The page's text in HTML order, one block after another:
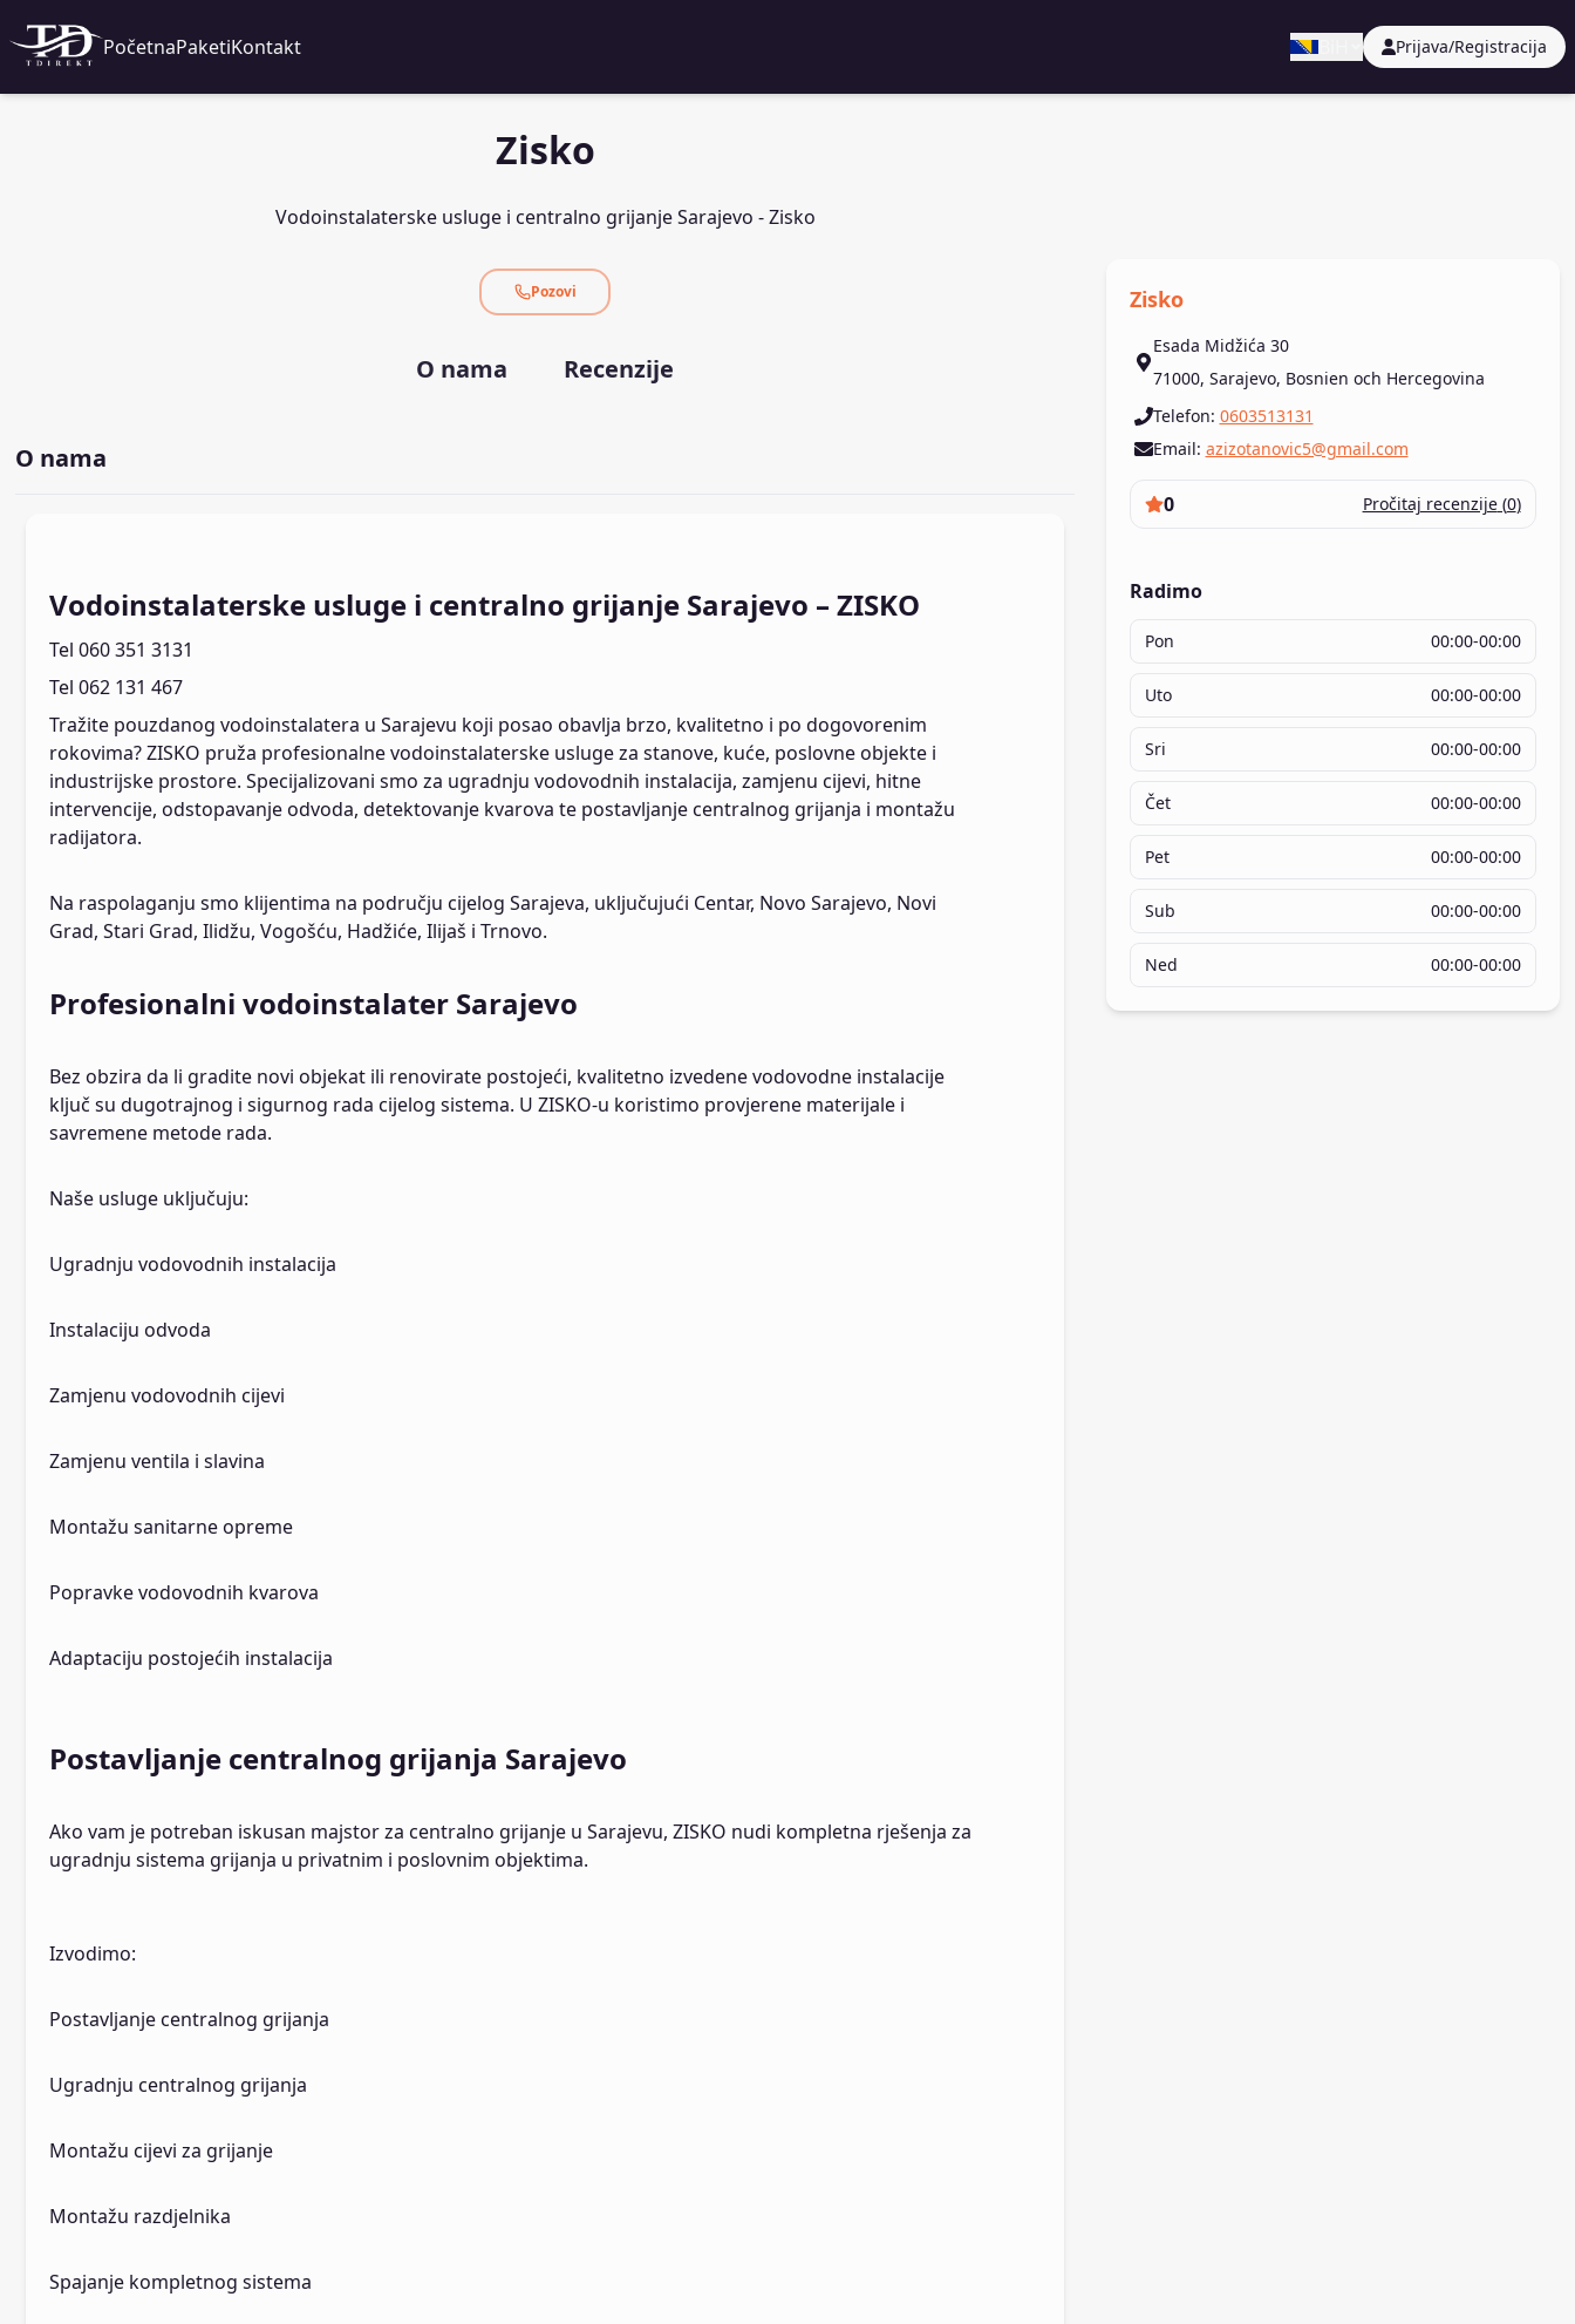
PočetnaPaketiKontakt BiH Prijava/Registracija
Zisko
Vodoinstalaterske usluge i centralno grijanje Sarajevo - Zisko
Pozovi
O nama Recenzije
O nama
Vodoinstalaterske usluge i centralno grijanje Sarajevo – ZISKO
Tel 060 351 3131
Tel 062 131 467
Tražite pouzdanog vodoinstalatera u Sarajevu koji posao obavlja brzo, kvalitetno i po dogovorenim
rokovima? ZISKO pruža profesionalne vodoinstalaterske usluge za stanove, kuće, poslovne objekte i
industrijske prostore. Specijalizovani smo za ugradnju vodovodnih instalacija, zamjenu cijevi, hitne
intervencije, odstopavanje odvoda, detektovanje kvarova te postavljanje centralnog grijanja i montažu
radijatora.
Na raspolaganju smo klijentima na području cijelog Sarajeva, uključujući Centar, Novo Sarajevo, Novi
Grad, Stari Grad, Ilidžu, Vogošću, Hadžiće, Ilijaš i Trnovo.
Profesionalni vodoinstalater Sarajevo
Bez obzira da li gradite novi objekat ili renovirate postojeći, kvalitetno izvedene vodovodne instalacije
ključ su dugotrajnog i sigurnog rada cijelog sistema. U ZISKO-u koristimo provjerene materijale i
savremene metode rada.
Naše usluge uključuju:
Ugradnju vodovodnih instalacija
Instalaciju odvoda
Zamjenu vodovodnih cijevi
Zamjenu ventila i slavina
Montažu sanitarne opreme
Popravke vodovodnih kvarova
Adaptaciju postojećih instalacija
Postavljanje centralnog grijanja Sarajevo
Ako vam je potreban iskusan majstor za centralno grijanje u Sarajevu, ZISKO nudi kompletna rješenja za
ugradnju sistema grijanja u privatnim i poslovnim objektima.
Izvodimo:
Postavljanje centralnog grijanja
Ugradnju centralnog grijanja
Montažu cijevi za grijanje
Montažu razdjelnika
Spajanje kompletnog sistema
Zisko
Esada Midžića 30
71000, Sarajevo, Bosnien och Hercegovina
Telefon: 0603513131
Email: azizotanovic5@gmail.com
0 Pročitaj recenzije(0)
Radimo
Pon 00:00-00:00
Uto 00:00-00:00
Sri 00:00-00:00
Čet 00:00-00:00
Pet 00:00-00:00
Sub 00:00-00:00
Ned 00:00-00:00